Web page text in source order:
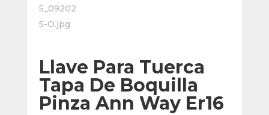
Llave Para Tuerca
Tapa De Boquilla
Pinza Ann Way Er16